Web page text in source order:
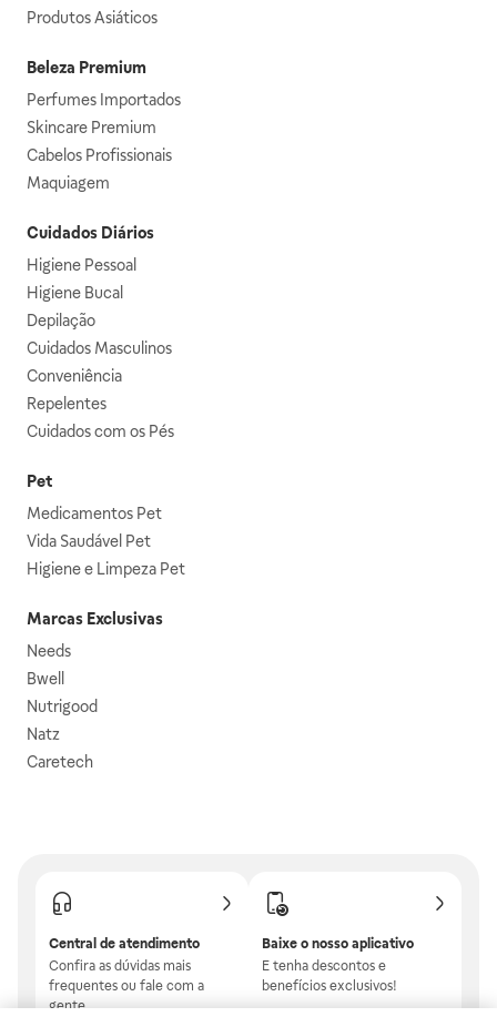
Produtos Asiáticos
Beleza Premium
Perfumes Importados
Skincare Premium
Cabelos Profissionais
Maquiagem
Cuidados Diários
Higiene Pessoal
Higiene Bucal
Depilação
Cuidados Masculinos
Conveniência
Repelentes
Cuidados com os Pés
Pet
Medicamentos Pet
Vida Saudável Pet
Higiene e Limpeza Pet
Marcas Exclusivas
Needs
Bwell
Nutrigood
Natz
Caretech
Central de atendimento
Confira as dúvidas mais
frequentes ou fale com a
gente.
Baixe o nosso aplicativo
E tenha descontos e
benefícios exclusivos!